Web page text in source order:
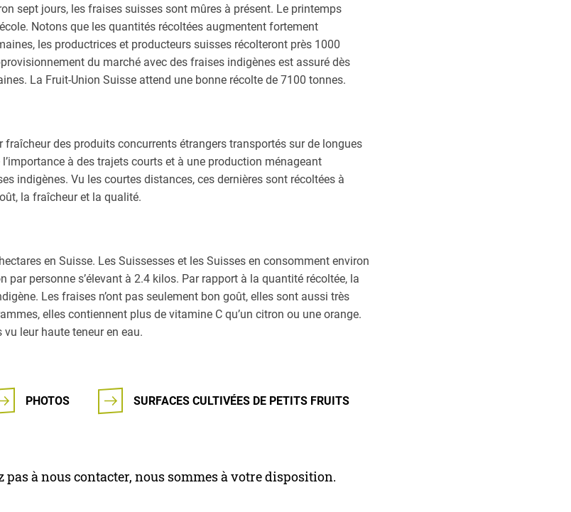
sept jours, les fraises suisses sont mûres à présent. Le printemps
Notons que les quantités récoltées augmentent fortement
les productrices et producteurs suisses récolteront près 1000
du marché avec des fraises indigènes est assuré dès
La Fruit-Union Suisse attend une bonne récolte de 7100 tonnes.
des produits concurrents étrangers transportés sur de longues
à des trajets courts et à une production ménageant
indigènes. Vu les courtes distances, ces dernières sont récoltées à
la fraîcheur et la qualité.
en Suisse. Les Suissesses et les Suisses en consomment environ
personne s’élevant à 2.4 kilos. Par rapport à la quantité récoltée, la
Les fraises n’ont pas seulement bon goût, elles sont aussi très
elles contiennent plus de vitamine C qu’un citron ou une orange.
vu leur haute teneur en eau.
PHOTOS SURFACES CULTIVÉES DE PETITS FRUITS
pas à nous contacter, nous sommes à votre disposition.